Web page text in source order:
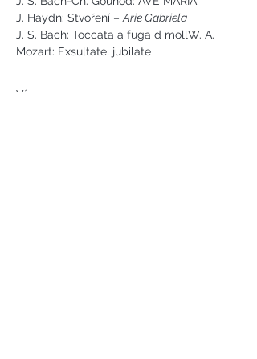
J. Haydn: Stvoření – Arie Gabriela
J. S. Bach: Toccata a fuga d mollW. A.
Mozart: Exsultate, jubilate
Více